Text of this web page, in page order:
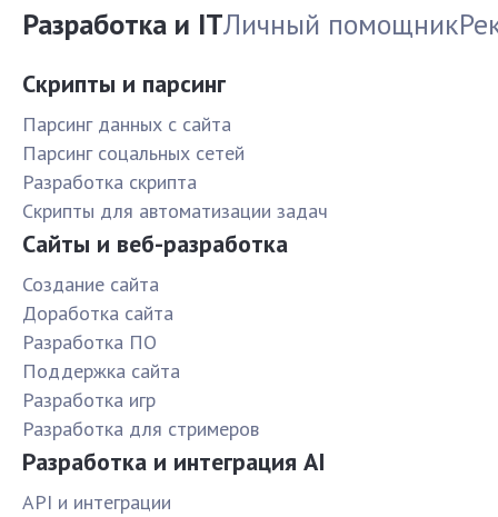
Разработка и ITЛичный помощник
Скрипты и парсинг
Парсинг данных с сайта
Парсинг соцальных сетей
Разработка скрипта
Скрипты для автоматизации задач
Сайты и веб-разработка
Создание сайта
Доработка сайта
Разработка ПО
Поддержка сайта
Разработка игр
Разработка для стримеров
Разработка и интеграция AI
API и интеграции